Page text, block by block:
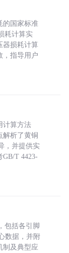
的国家标准
耗计算实
器损耗计算
，指导用户
计算方法
解析了黄铜
，并提供实
T 4423-
包括各引脚
数据，并附
制及典型应